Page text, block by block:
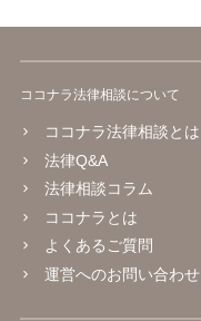
ココナラ法律相談について
ココナラ法律相談とは
法律Q&A
法律相談コラム
ココナラとは
よくあるご質問
運営へのお問い合わせ